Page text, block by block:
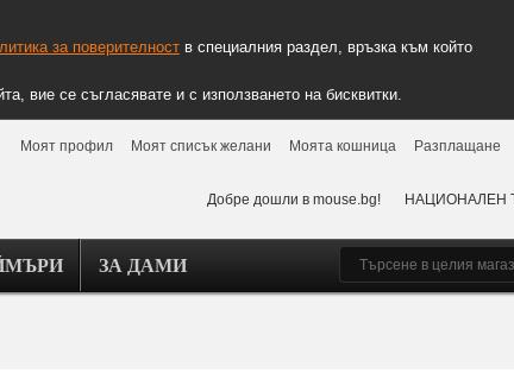
за поверителноств специалния раздел, връзка към който
вие се съгласявате и с използването на бисквитки.
Моят профил Моят списък желани Моята кошница Разплащане
Добре дошли в mouse.bg! НАЦИОНАЛЕН
ЗА ДАМИ